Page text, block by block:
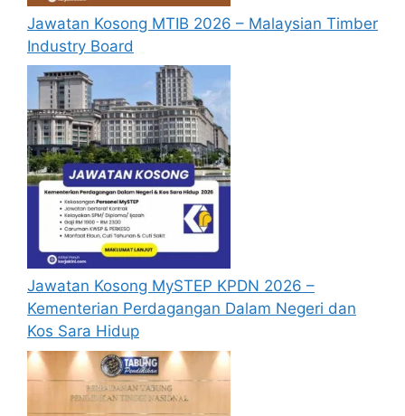
Jawatan Kosong MTIB 2026 – Malaysian Timber
Industry Board
Jawatan Kosong MySTEP KPDN 2026 –
Kementerian Perdagangan Dalam Negeri dan
Kos Sara Hidup